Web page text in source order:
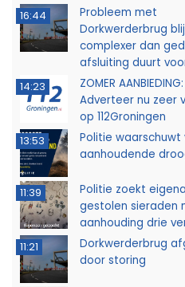
16:44
Probleem met
Dorkwerderbrug
complexer dan
afsluiting duurt
14:23
ZOMER AANBIEDING:
Adverteer nu zeer
op 112Groningen
13:53
Politie waarschuwt
aanhoudende
11:39
Politie zoekt
gestolen sieraden
aanhouding drie
11:21
Dorkwerderbrug
door storing